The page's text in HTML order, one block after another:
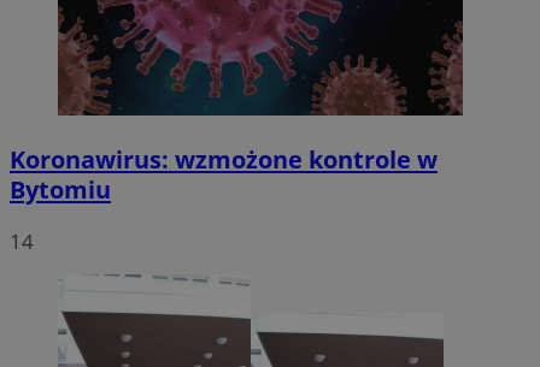
Koronawirus: wzmożone kontrole w
Bytomiu
14